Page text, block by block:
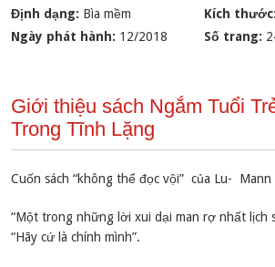
Định dạng: Bìa mềm Kích thước:
Ngày phát hành: 12/2018 Số trang:
Giới thiệu sách Ngắm Tuổi
Trong Tĩnh Lặng
Cuốn sách “không thể đọc vội” của Lu- Mann
“Một trong những lời xui dại man rợ nhất lịch
“Hãy cứ là chính mình”.